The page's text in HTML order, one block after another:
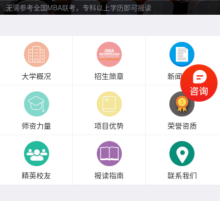
无需参考全国MBA联考，专科以上学历即可报读
大学概况 招生简章 新闻资讯
师资力量 项目优势 荣誉资质
精英校友 报读指南 联系我们